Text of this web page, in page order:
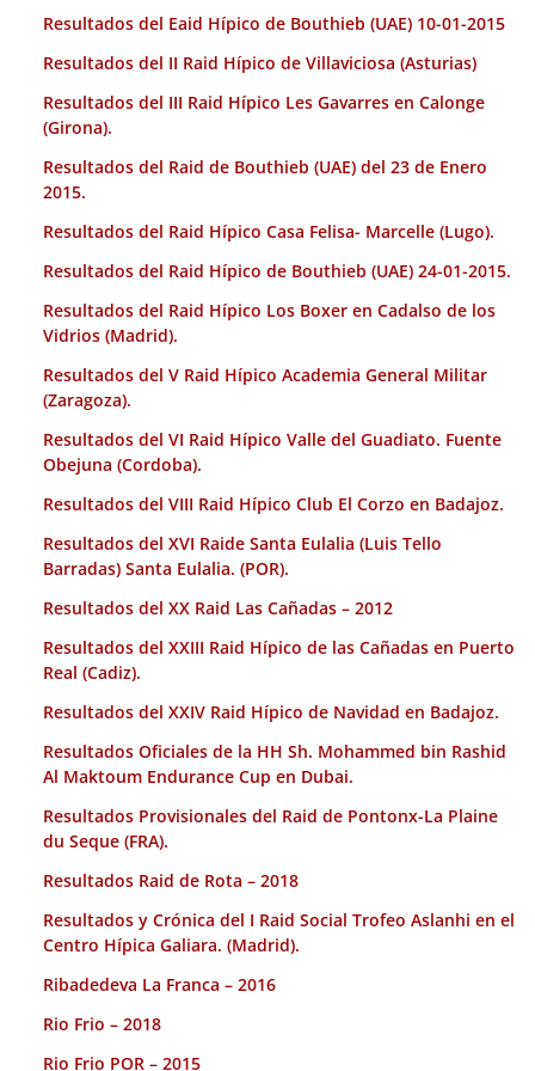
Resultados del Eaid Hípico de Bouthieb (UAE) 10-01-2015
Resultados del II Raid Hípico de Villaviciosa (Asturias)
Resultados del III Raid Hípico Les Gavarres en Calonge
(Girona).
Resultados del Raid de Bouthieb (UAE) del 23 de Enero
2015.
Resultados del Raid Hípico Casa Felisa- Marcelle (Lugo).
Resultados del Raid Hípico de Bouthieb (UAE) 24-01-2015.
Resultados del Raid Hípico Los Boxer en Cadalso de los
Vidrios (Madrid).
Resultados del V Raid Hípico Academia General Militar
(Zaragoza).
Resultados del VI Raid Hípico Valle del Guadiato. Fuente
Obejuna (Cordoba).
Resultados del VIII Raid Hípico Club El Corzo en Badajoz.
Resultados del XVI Raide Santa Eulalia (Luis Tello
Barradas) Santa Eulalia. (POR).
Resultados del XX Raid Las Cañadas – 2012
Resultados del XXIII Raid Hípico de las Cañadas en Puerto
Real (Cadiz).
Resultados del XXIV Raid Hípico de Navidad en Badajoz.
Resultados Oficiales de la HH Sh. Mohammed bin Rashid
Al Maktoum Endurance Cup en Dubai.
Resultados Provisionales del Raid de Pontonx-La Plaine
du Seque (FRA).
Resultados Raid de Rota – 2018
Resultados y Crónica del I Raid Social Trofeo Aslanhi en el
Centro Hípica Galiara. (Madrid).
Ribadedeva La Franca – 2016
Rio Frio – 2018
Rio Frio POR – 2015